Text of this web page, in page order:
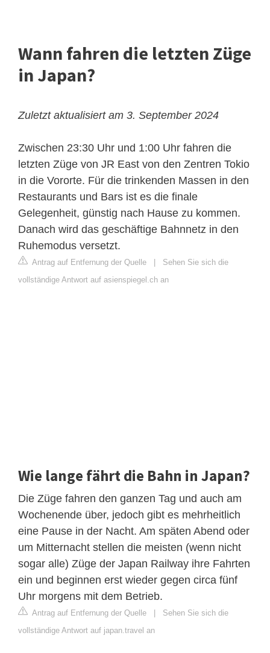
Wann fahren die letzten Züge
in Japan?
Zuletzt aktualisiert am 3. September 2024
Zwischen 23:30 Uhr und 1:00 Uhr fahren die
letzten Züge von JR East von den Zentren Tokio
in die Vororte. Für die trinkenden Massen in den
Restaurants und Bars ist es die finale
Gelegenheit, günstig nach Hause zu kommen.
Danach wird das geschäftige Bahnnetz in den
Ruhemodus versetzt.
Antrag auf Entfernung der Quelle
Sehen Sie sich die
vollständige Antwort auf asienspiegel.ch an
Wie lange fährt die Bahn in Japan?
Die Züge fahren den ganzen Tag und auch am
Wochenende über, jedoch gibt es mehrheitlich
eine Pause in der Nacht. Am späten Abend oder
um Mitternacht stellen die meisten (wenn nicht
sogar alle) Züge der Japan Railway ihre Fahrten
ein und beginnen erst wieder gegen circa fünf
Uhr morgens mit dem Betrieb.
Antrag auf Entfernung der Quelle
Sehen Sie sich die
vollständige Antwort auf japan.travel an